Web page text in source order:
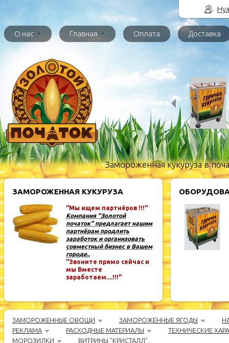
О нас Главная Оплата Доставка
Замороженная кукуруза в
ЗАМОРОЖЕННАЯ КУКУРУЗА
"Мы ищем партнёров !!!"
Компания "Золотой
початок" предлагает нашим
партнёрам продлить
заработок и организовать
совместный бизнес в Вашем
городе..
"Звоните прямо сейчас и
мы Вместе
заработаем....!!!"
ЗАМОРОЖЕННЫЕ ОВОЩИ ЗАМОРОЖЕННЫЕ ЯГОДЫ
РЕКЛАМА
РАСХОДНЫЕ МАТЕРИАЛЫ
ТЕХНИЧЕСКИЕ
МОРОЗИЛКИ
ВИТРИНЫ "КРИСТАЛЛ"